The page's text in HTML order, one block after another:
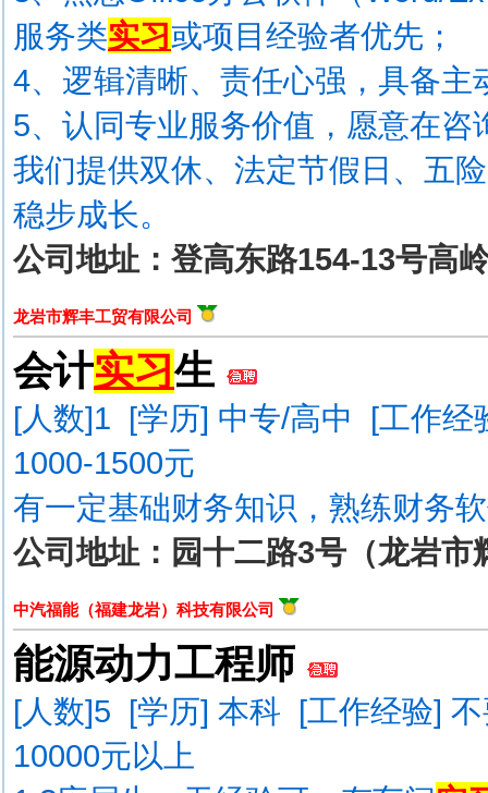
服务类实习或项目经验者优先；
4、逻辑清晰、责任心强，具备
5、认同专业服务价值，愿意在
我们提供双休、法定节假日、五
稳步成长。
公司地址：登高东路154-13号高
龙岩市辉丰工贸有限公司
会计实习生
[人数]1 [学历] 中专/高中 [工作
1000-1500元
有一定基础财务知识，熟练财务
公司地址：园十二路3号（龙岩市
中汽福能（福建龙岩）科技有限公司
能源动力工程师
[人数]5 [学历] 本科 [工作经验]
10000元以上